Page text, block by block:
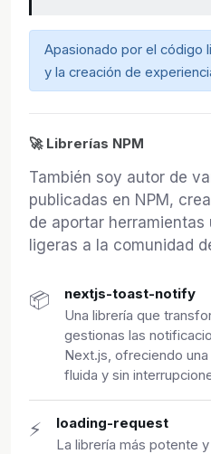
Apasionado por el código
y la creación de
🚀 Librerías NPM
También soy autor de
publicadas en NPM,
de aportar herramientas
ligeras a la comunidad
📦 nextjs-toast-notify
Una librería que
gestionas las
Next.js, ofreciendo
fluida y sin
⚡ loading-request
La librería más potente